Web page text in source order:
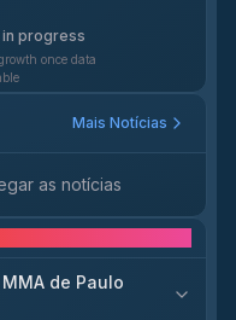
progress
once data
Mais Notícias
as notícias
de Paulo